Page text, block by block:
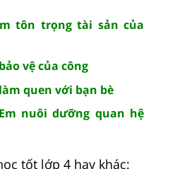
tôn trọng tài sản của
vệ của công
quen với bạn bè
nuôi dưỡng quan hệ
tốt lớp 4 hay khác: